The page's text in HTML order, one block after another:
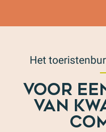
Het
VOOR
VAN